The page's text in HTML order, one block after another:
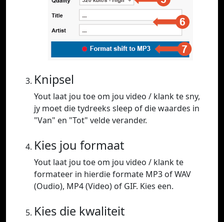
Knipsel
Yout laat jou toe om jou video / klank te sny,
jy moet die tydreeks sleep of die waardes in
"Van" en "Tot" velde verander.
Kies jou formaat
Yout laat jou toe om jou video / klank te
formateer in hierdie formate MP3 of WAV
(Oudio), MP4 (Video) of GIF. Kies een.
Kies die kwaliteit